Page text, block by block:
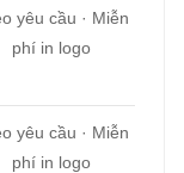
yêu cầu · Miễn
phí in logo
yêu cầu · Miễn
phí in logo